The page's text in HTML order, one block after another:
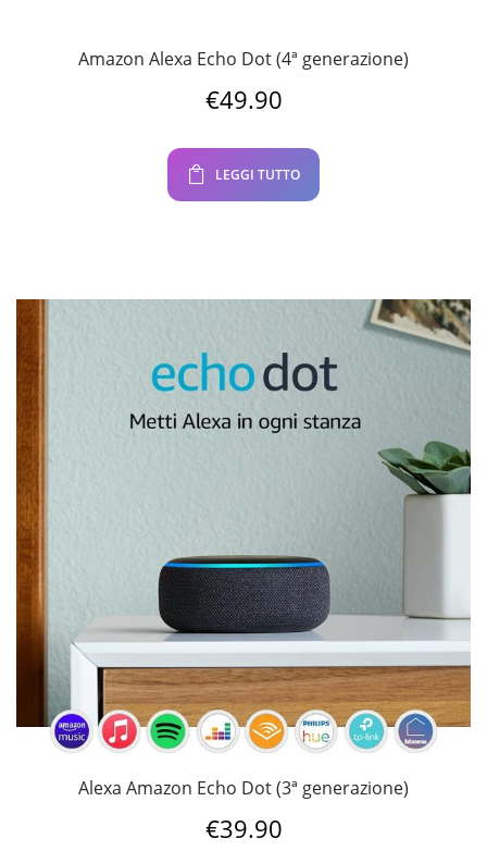
Amazon Alexa Echo Dot (4ª generazione)
€49.90
LEGGI TUTTO
Alexa Amazon Echo Dot (3ª generazione)
€39.90